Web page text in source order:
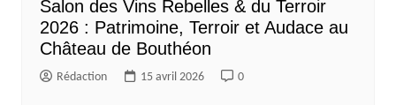
Salon des Vins Rebelles & du Terroir
2026 : Patrimoine, Terroir et Audace au
Château de Bouthéon
Rédaction 15 avril 2026 0